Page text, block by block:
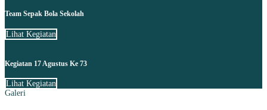
Team Sepak Bola Sekolah
Lihat Kegiatan
Kegiatan 17 Agustus Ke 73
Lihat Kegiatan
Galeri